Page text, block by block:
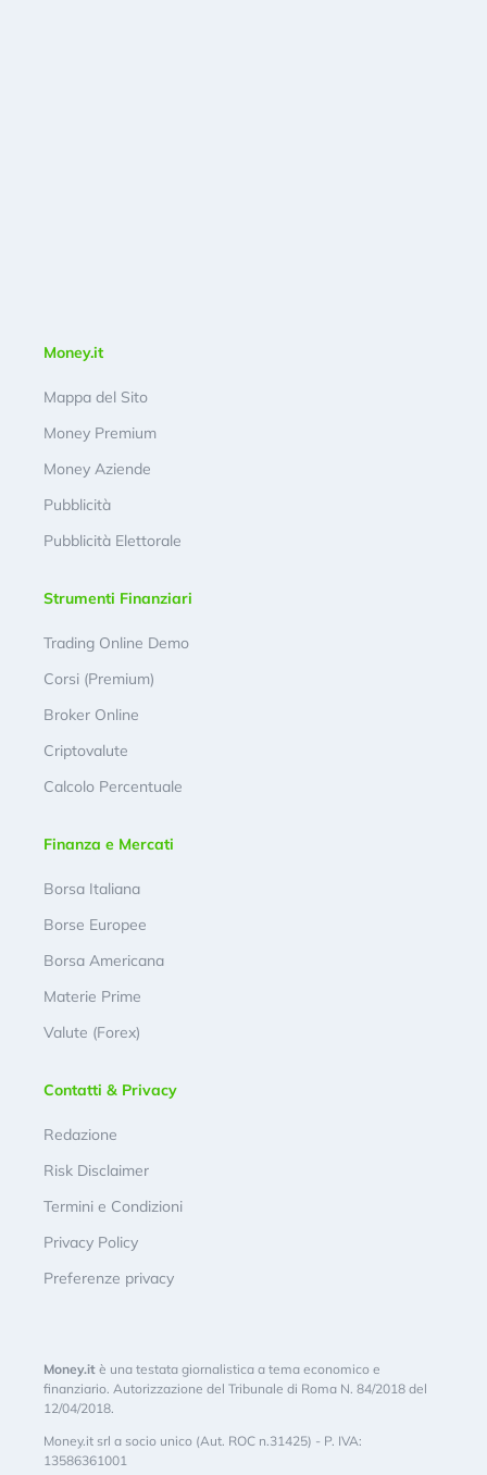
Money.it
Mappa del Sito
Money Premium
Money Aziende
Pubblicità
Pubblicità Elettorale
Strumenti Finanziari
Trading Online Demo
Corsi (Premium)
Broker Online
Criptovalute
Calcolo Percentuale
Finanza e Mercati
Borsa Italiana
Borse Europee
Borsa Americana
Materie Prime
Valute (Forex)
Contatti & Privacy
Redazione
Risk Disclaimer
Termini e Condizioni
Privacy Policy
Preferenze privacy
Money.it è una testata giornalistica a tema economico e
finanziario. Autorizzazione del Tribunale di Roma N. 84/2018 del
12/04/2018.
Money.it srl a socio unico (Aut. ROC n.31425) - P. IVA:
13586361001